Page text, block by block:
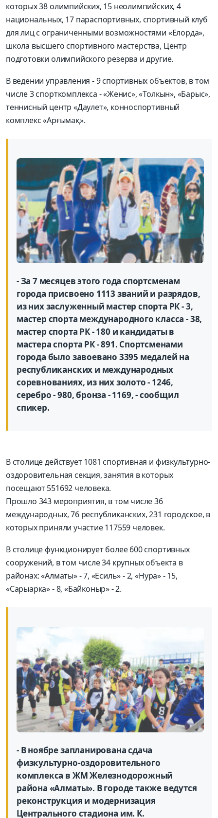
которых 38 олимпийских, 15 неолимпийских, 4
национальных, 17 параспортивных, спортивный клуб
для лиц с ограниченными возможностями «Елорда»,
школа высшего спортивного мастерства, Центр
подготовки олимпийского резерва и другие.
В ведении управления - 9 спортивных объектов, в том
числе 3 спорткомплекса - «Женис», «Толкын», «Барыс»,
теннисный центр «Даулет», конноспортивный
комплекс «Арғымақ».
- За 7 месяцев этого года спортсменам
города присвоено 1113 званий и разрядов,
из них заслуженный мастер спорта РК - 3,
мастер спорта международного класса - 38,
мастер спорта РК - 180 и кандидаты в
мастера спорта РК - 891. Спортсменами
города было завоевано 3395 медалей на
республиканских и международных
соревнованиях, из них золото - 1246,
серебро - 980, бронза - 1169, - сообщил
спикер.
В столице действует 1081 спортивная и физкультурно-
оздоровительная секция, занятия в которых
посещают 551692 человека.
Прошло 343 мероприятия, в том числе 36
международных, 76 республиканских, 231 городское, в
которых приняли участие 117559 человек.
В столице функционирует более 600 спортивных
сооружений, в том числе 34 крупных объекта в
районах: «Алматы» - 7, «Есиль» - 2, «Нура» - 15,
«Сарыарка» - 8, «Байконыр» - 2.
- В ноябре запланирована сдача
физкультурно-оздоровительного
комплекса в ЖМ Железнодорожный
района «Алматы». В городе также ведутся
реконструкция и модернизация
Центрального стадиона им. К.